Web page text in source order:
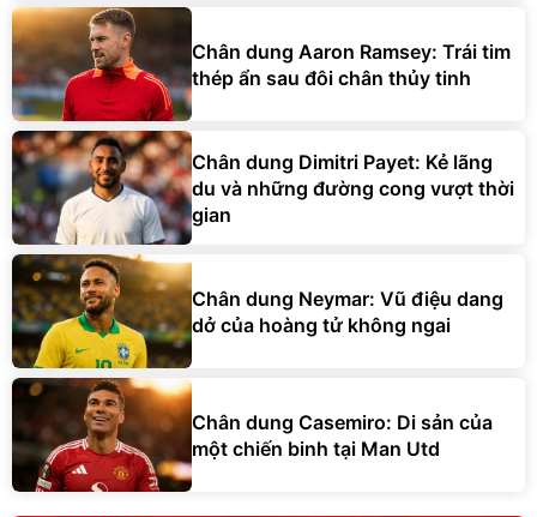
Chân dung Aaron Ramsey: Trái tim
thép ẩn sau đôi chân thủy tinh
Chân dung Dimitri Payet: Kẻ lãng
du và những đường cong vượt thời
gian
Chân dung Neymar: Vũ điệu dang
dở của hoàng tử không ngai
Chân dung Casemiro: Di sản của
một chiến binh tại Man Utd